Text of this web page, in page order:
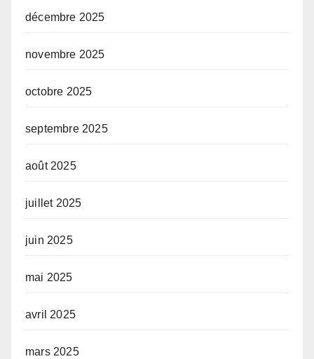
décembre 2025
novembre 2025
octobre 2025
septembre 2025
août 2025
juillet 2025
juin 2025
mai 2025
avril 2025
mars 2025